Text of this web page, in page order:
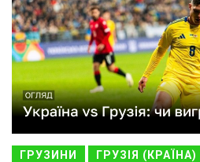
ГРУЗИНИ ГРУЗІЯ (КРАЇНА)